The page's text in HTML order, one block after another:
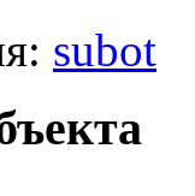
subot